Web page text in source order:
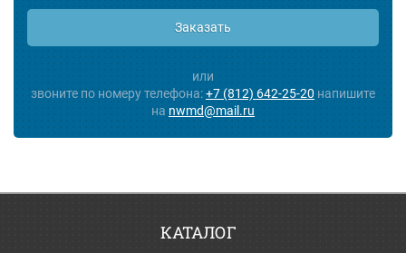
Заказать
или
звоните по номеру телефона:+7 (812) 642-25-20 напишите
на nwmd@mail.ru
КАТАЛОГ